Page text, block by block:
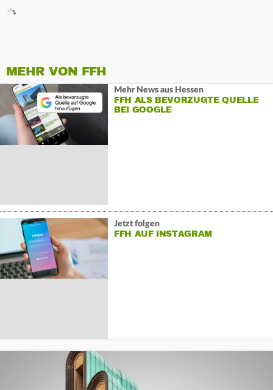
MEHR VON FFH
Mehr News aus Hessen
FFH ALS BEVORZUGTE QUELLE
BEI GOOGLE
Jetzt folgen
FFH AUF INSTAGRAM